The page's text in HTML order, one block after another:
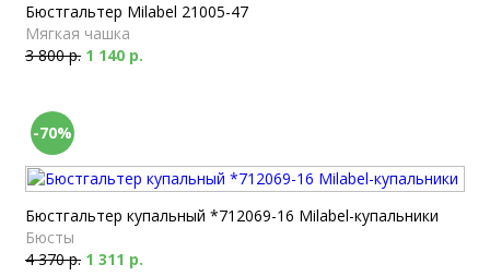
Бюстгальтер Milabel 21005-47
Мягкая чашка
3 800 р. 1 140 р.
-70%
Бюстгальтер купальный *712069-16 Milabel-купальники
Бюсты
4 370 р. 1 311 р.